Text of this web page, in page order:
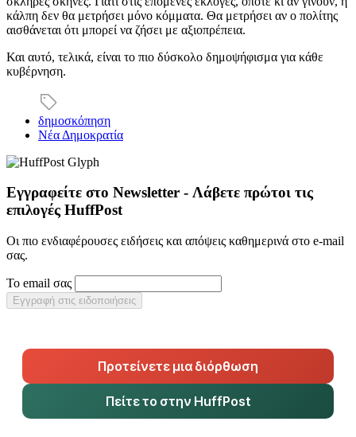
κάλπη δεν θα μετρήσει μόνο κόμματα. Θα μετρήσει αν ο πολίτης
αισθάνεται ότι μπορεί να ζήσει με αξιοπρέπεια.
Και αυτό, τελικά, είναι το πιο δύσκολο δημοψήφισμα για κάθε
κυβέρνηση.
δημοσκόπηση
Νέα Δημοκρατία
Εγγραφείτε στο Newsletter - Λάβετε πρώτοι τις
επιλογές HuffPost
Οι πιο ενδιαφέρουσες ειδήσεις και απόψεις καθημερινά στο e-mail
σας.
Το email σας
Εγγραφή στις ειδοποιήσεις
Προτείνετε μια διόρθωση
Πείτε το στην HuffPost